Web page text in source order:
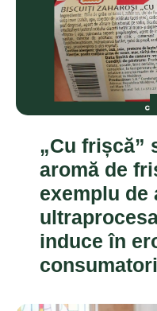
„Cu frișcă”
aromă de
exemplu de
induce în